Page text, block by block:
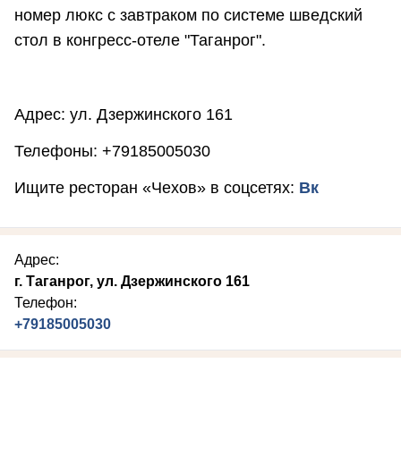
номер люкс с завтраком по системе шведский
стол в конгресс-отеле "Таганрог".
Адрес: ул. Дзержинского 161
Телефоны: +79185005030
Ищите ресторан «Чехов» в соцсетях: Вк
Адрес:
г. Таганрог, ул. Дзержинского 161
Телефон:
+79185005030